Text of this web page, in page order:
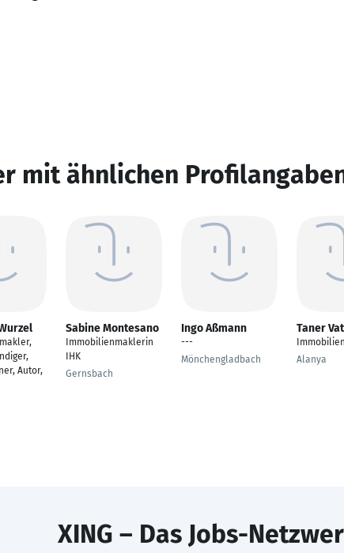
mit ähnlichen
Autor,
Sabine Montesano
Immobilienmaklerin
IHK
Gernsbach
Ingo Aßmann
---
Mönchengladbach
Taner
Alanya
XING – Das Jobs-